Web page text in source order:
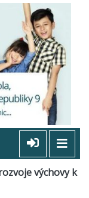
výchovy k